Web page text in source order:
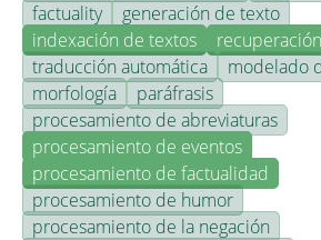
factuality
generación de texto
indexación de textos
traducción automática
modelado
morfología
paráfrasis
procesamiento de abreviaturas
procesamiento de eventos
procesamiento de factualidad
procesamiento de humor
procesamiento de la negación